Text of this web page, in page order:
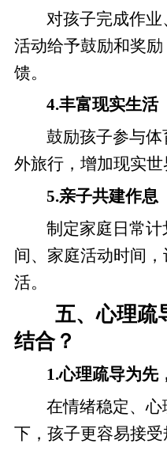
对孩子完成作
活动给予鼓励和奖
馈。
4.丰富现实生活
鼓励孩子参与
外旅行，增加现实世
5.亲子共建作息
制定家庭日常
间、家庭活动时间
活。
五、心理疏
结合？
1.心理疏导为先
在情绪稳定、
下，孩子更容易接受